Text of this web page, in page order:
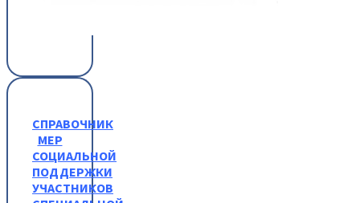
СПРАВОЧНИК
МЕР
СОЦИАЛЬНОЙ
ПОДДЕРЖКИ
УЧАСТНИКОВ